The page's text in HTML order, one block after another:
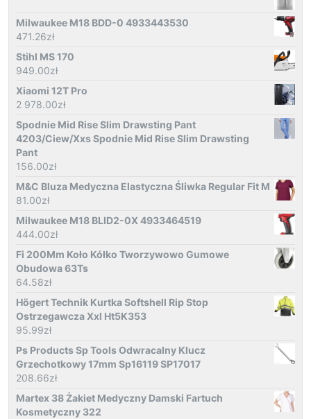
Milwaukee M18 BDD-0 4933443530
471.26zł
Stihl MS 170
949.00zł
Xiaomi 12T Pro
2 978.00zł
Spodnie Mid Rise Slim Drawsting Pant
4203/Ciew/Xxs Spodnie Mid Rise Slim Drawsting
Pant
156.00zł
M&C Bluza Medyczna Elastyczna Śliwka Regular Fit M
81.00zł
Milwaukee M18 BLID2-0X 4933464519
444.00zł
Fi 200Mm Koło Kółko Tworzywowo Gumowe
Obudowa 63Ts
64.58zł
Högert Technik Kurtka Softshell Rip Stop
Ostrzegawcza Xxl Ht5K353
95.99zł
Ps Products Sp Tools Odwracalny Klucz
Grzechotkowy 17mm Sp16119 SP17017
208.66zł
Martex 38 Żakiet Medyczny Damski Fartuch
Kosmetyczny 322